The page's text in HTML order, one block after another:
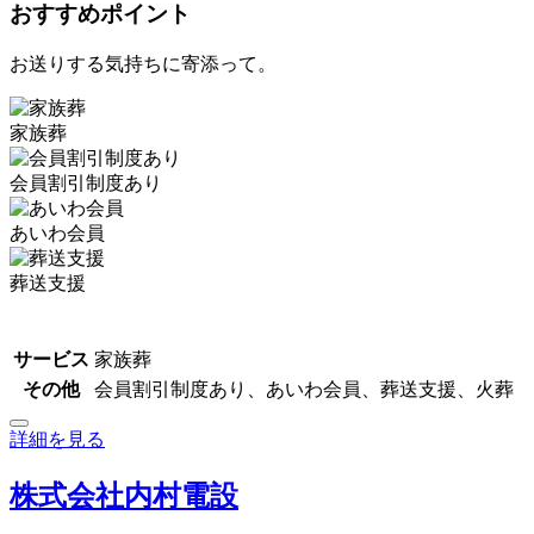
おすすめポイント
お送りする気持ちに寄添って。
家族葬
会員割引制度あり
あいわ会員
葬送支援
サービス 家族葬
その他
会員割引制度あり、あいわ会員、葬送支援、火葬
詳細を見る
株式会社内村電設